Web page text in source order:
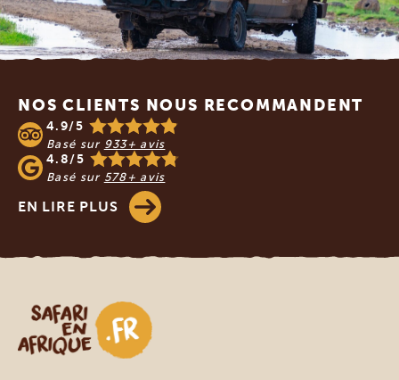
NOS CLIENTS NOUS RECOMMANDENT
4.9/5
Basé sur 933+ avis
4.8/5
Basé sur 578+ avis
EN LIRE PLUS
Safari en Afrique